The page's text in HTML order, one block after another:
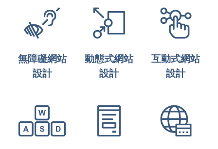
無障礙網站
設計
動態式網站
設計
互動式網站
設計